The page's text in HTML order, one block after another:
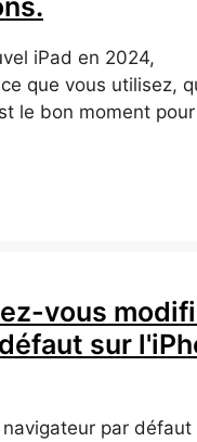
iPad en 2024,
que vous utilisez,
le bon moment pour
vous
sur
par défaut